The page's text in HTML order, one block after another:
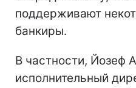
поддерживают
банкиры.
В частности, Йозеф
исполнительный